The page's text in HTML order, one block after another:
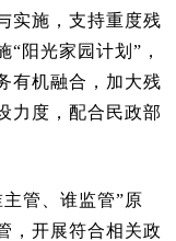
实施，支持重度残
阳光家园计划”，
有机融合，加大残
力度，配合民政部
管、谁监管”原
，开展符合相关政